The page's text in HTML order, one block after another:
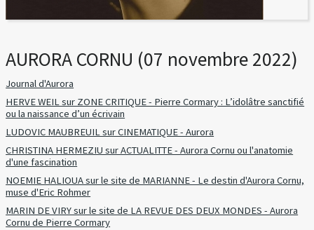
AURORA CORNU (07 novembre 2022)
Journal d'Aurora
HERVE WEIL sur ZONE CRITIQUE - Pierre Cormary : L’idolâtre sanctifié
ou la naissance d’un écrivain
LUDOVIC MAUBREUIL sur CINEMATIQUE - Aurora
CHRISTINA HERMEZIU sur ACTUALITTE - Aurora Cornu ou l'anatomie
d'une fascination
NOEMIE HALIOUA sur le site de MARIANNE - Le destin d'Aurora Cornu,
muse d'Eric Rohmer
MARIN DE VIRY sur le site de LA REVUE DES DEUX MONDES - Aurora
Cornu de Pierre Cormary